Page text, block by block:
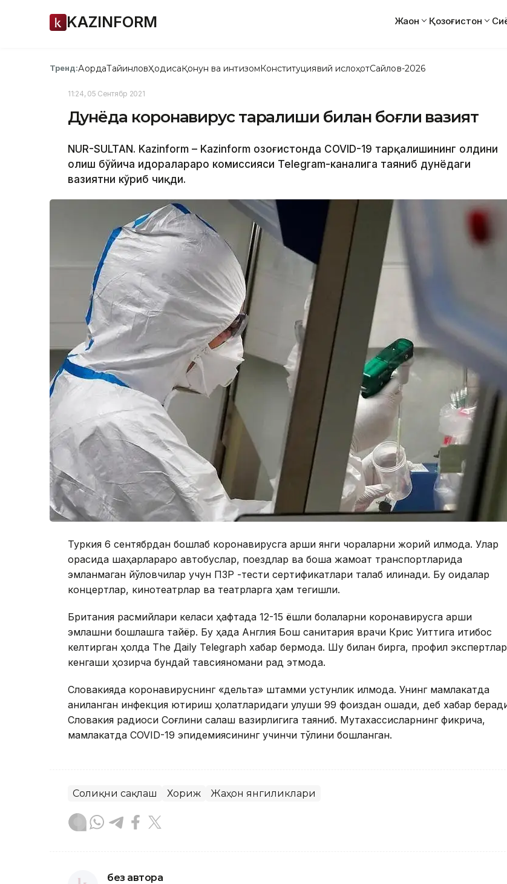
KAZINFORM Жаҳон Қозоғистон
Тренд:АқордаТайинловҲодисаҚонун ва интизомКонституциявий ислоҳотСайлов-2026
11:24, 05 Сентябр 2021
Дунёда коронавирус тарқалиши билан боғлиқ вазият
NUR-SULTAN. Kazinform – Kazinform Қозоғистонда COVID-19 тарқалишининг олдини
олиш бўйича идоралараро комиссияси Telegram-каналига таяниб дунёдаги
вазиятни кўриб чиқди.
Туркия 6 сентябрдан бошлаб коронавирусга қарши янги чораларни жорий қилмоқда. Улар
орасида шаҳарлараро автобуслар, поездлар ва бошқа жамоат транспортларида
эмланмаган йўловчилар учун ПЗР -тести сертификатлари талаб қилинади. Бу қоидалар
концертлар, кинотеатрлар ва театрларга ҳам тегишли.
Британия расмийлари келаси ҳафтада 12-15 ёшли болаларни коронавирусга қарши
эмлашни бошлашга тайёр. Бу ҳақда Англия Бош санитария врачи Крис Уиттига иқтибос
келтирган ҳолда Тhе Даily Telegraph хабар бермоқда. Шу билан бирга, профил экспертлар
кенгаши ҳозирча бундай тавсияномани рад этмоқда.
Словакияда коронавируснинг «дельта» штамми устунлик қилмоқда. Унинг мамлакатда
аниқланган инфекция юқтириш ҳолатларидаги улуши 99 фоиздан ошади, деб хабар
Словакия радиоси Соғлиқни сақлаш вазирлигига таяниб. Мутахассисларнинг фикрича,
мамлакатда COVID-19 эпидемиясининг учинчи тўлқини бошланган.
Соғлиқни сақлаш Хориж Жаҳон янгиликлари
без автора